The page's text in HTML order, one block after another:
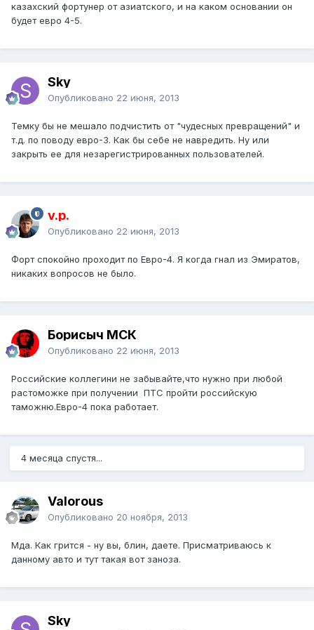
казахский фортунер от азиатского, и на каком основании он
будет евро 4-5.
Sky
Опубликовано 22 июня, 2013
Темку бы не мешало подчистить от "чудесных превращений" и
т.д. по поводу евро-3. Как бы себе не навредить. Ну или
закрыть ее для незарегистрированных пользователей.
v.p.
Опубликовано 22 июня, 2013
Форт спокойно проходит по Евро-4. Я когда гнал из Эмиратов,
никаких вопросов не было.
Борисыч МСК
Опубликовано 22 июня, 2013
Российские коллегини не забывайте,что нужно при любой
растоможке при получении ПТС пройти российскую
таможню.Евро-4 пока работает.
4 месяца спустя...
Valorous
Опубликовано 20 ноября, 2013
Мда. Как грится - ну вы, блин, даете. Присматриваюсь к
данному авто и тут такая вот заноза.
Sky